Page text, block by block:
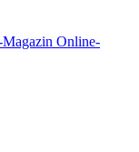
Online-